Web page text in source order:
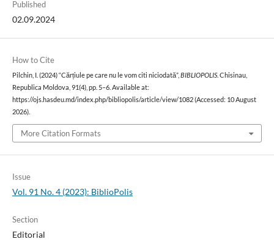
Published
02.09.2024
How to Cite
Pilchin, I. (2024) “Cărțiule pe care nu le vom citi niciodată”, BIBLIOPOLIS. Chisinau,
Republica Moldova, 91(4), pp. 5–6. Available at:
https://ojs.hasdeu.md/index.php/bibliopolis/article/view/1082 (Accessed: 10 August
2026).
More Citation Formats
Issue
Vol. 91 No. 4 (2023): BiblioPolis
Section
Editorial